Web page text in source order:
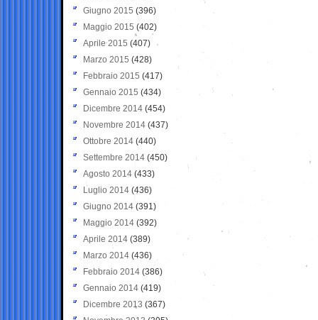
Giugno 2015 (396)
Maggio 2015 (402)
Aprile 2015 (407)
Marzo 2015 (428)
Febbraio 2015 (417)
Gennaio 2015 (434)
Dicembre 2014 (454)
Novembre 2014 (437)
Ottobre 2014 (440)
Settembre 2014 (450)
Agosto 2014 (433)
Luglio 2014 (436)
Giugno 2014 (391)
Maggio 2014 (392)
Aprile 2014 (389)
Marzo 2014 (436)
Febbraio 2014 (386)
Gennaio 2014 (419)
Dicembre 2013 (367)